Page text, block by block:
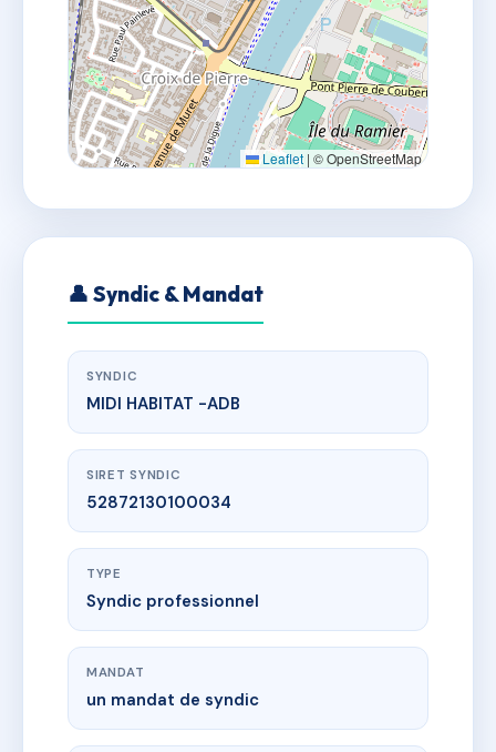
Leaflet | © OpenStreetMap
👤 Syndic & Mandat
SYNDIC
MIDI HABITAT -ADB
SIRET SYNDIC
52872130100034
TYPE
Syndic professionnel
MANDAT
un mandat de syndic